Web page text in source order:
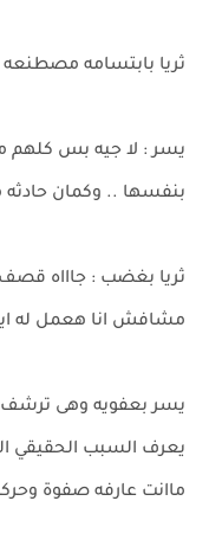
ثريا بابتسامه
يسر : لا جيه بس
بنفسها .. وكمان
ثريا بغضب : جاااه
مشافش انا هعمل له
يسر بعفويه وهى ترشف
يعرف السبب الحقيقي
ماانت عارفه صفوة